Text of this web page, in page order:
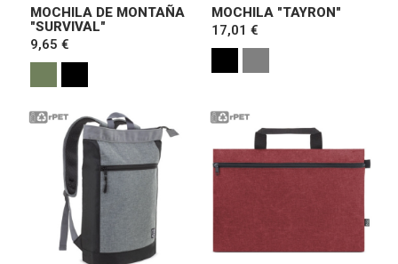
MOCHILA DE MONTAÑA
"SURVIVAL"
9,65 €
MOCHILA "TAYRON"
17,01 €